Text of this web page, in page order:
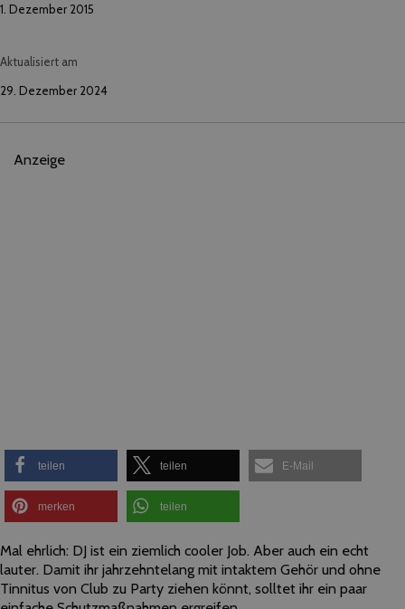
1. Dezember 2015
Aktualisiert am
29. Dezember 2024
Anzeige
teilen teilen E-Mail
merken teilen
Mal ehrlich: DJ ist ein ziemlich cooler Job. Aber auch ein echt
lauter. Damit ihr jahrzehntelang mit intaktem Gehör und ohne
Tinnitus von Club zu Party ziehen könnt, solltet ihr ein paar